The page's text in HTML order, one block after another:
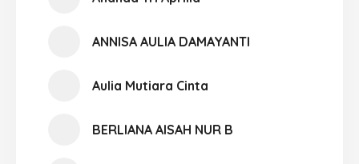
ANNISA AULIA DAMAYANTI
Aulia Mutiara Cinta
BERLIANA AISAH NUR B